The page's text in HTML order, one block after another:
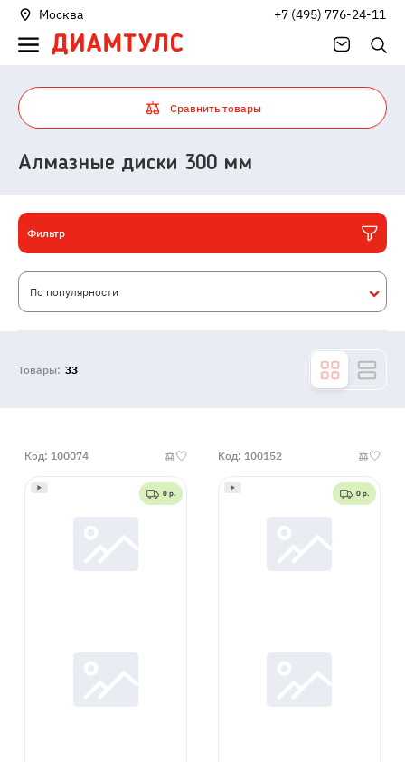
Москва +7 (495) 776-24-11
Сравнить товары
Алмазные диски 300 мм
Фильтр
По популярности
Товары: 33
Код: 100074
0 р.
Код: 100152
0 р.